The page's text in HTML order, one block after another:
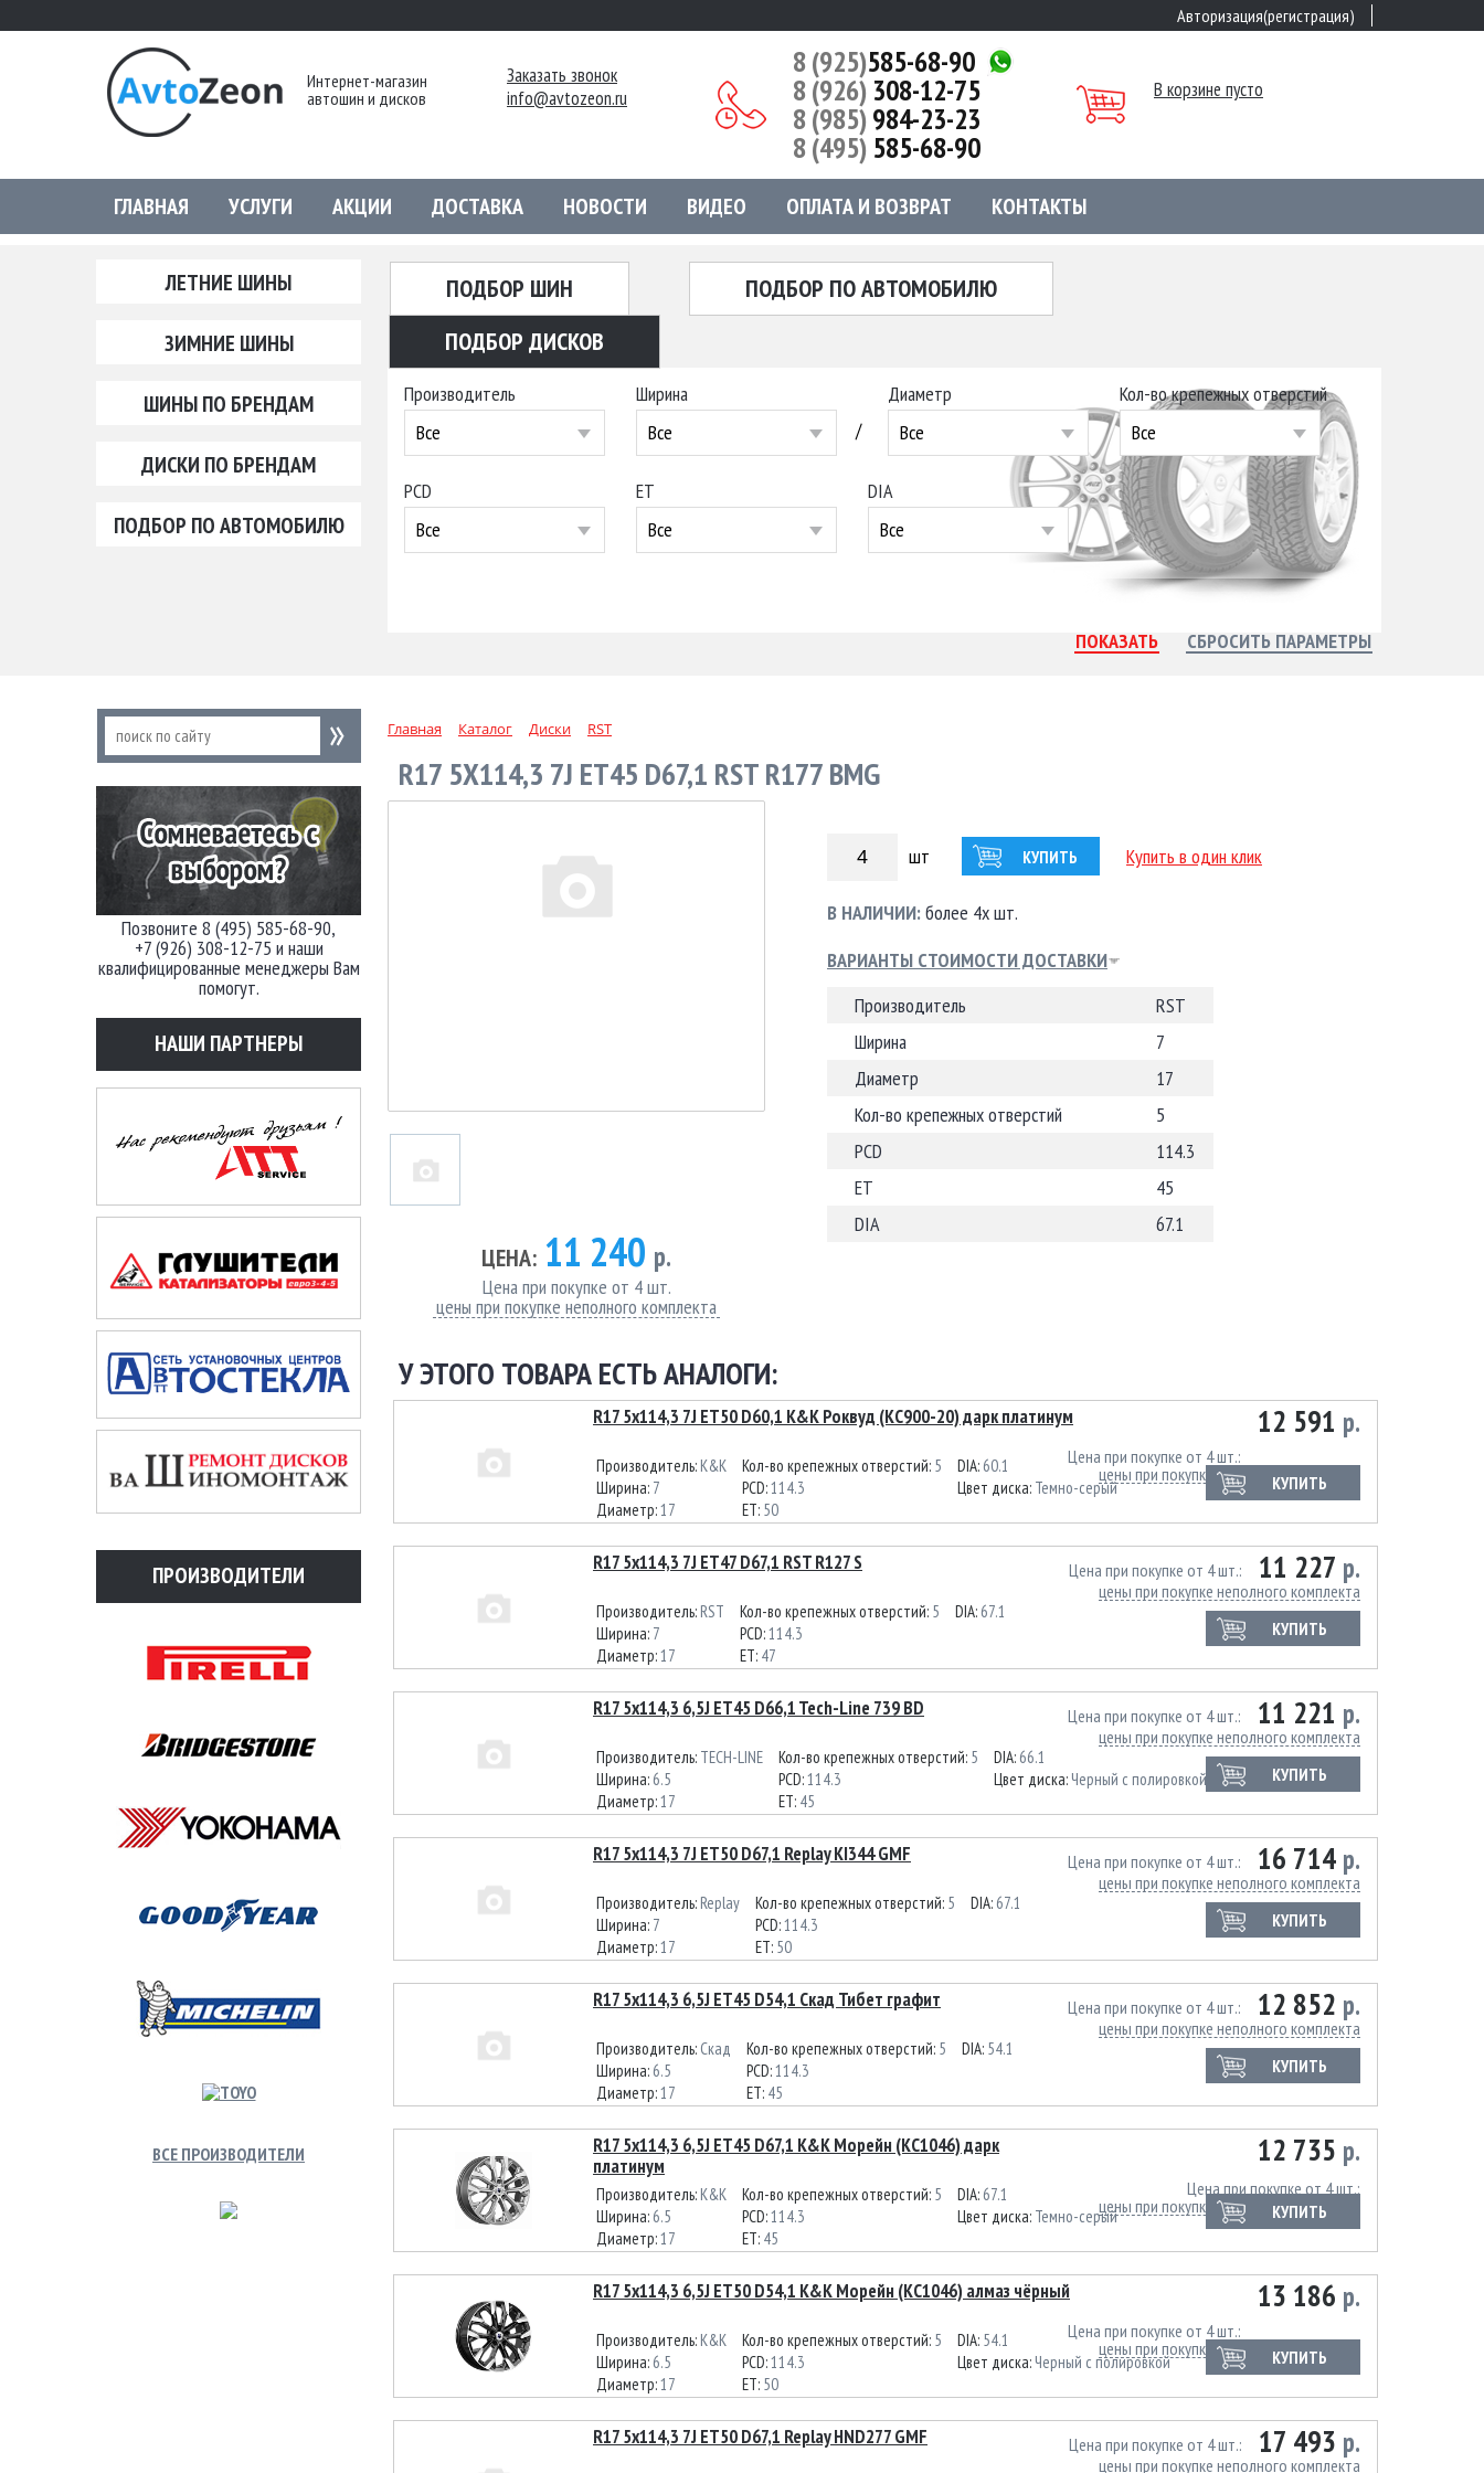
Авторизация(регистрация)
Интернет-магазин
автошин и дисков
Заказать звонок
info@avtozeon.ru
8 (925)585-68-90
8 (926) 308-12-75
8 (985)984-23-23
8 (495) 585-68-90
В корзине пусто
ГЛАВНАЯ УСЛУГИ АКЦИИ ДОСТАВКА НОВОСТИ ВИДЕО ОПЛАТА И ВОЗВРАТ КОНТАКТЫ
ЛЕТНИЕ ШИНЫ
ЗИМНИЕ ШИНЫ
ШИНЫ ПО БРЕНДАМ
ДИСКИ ПО БРЕНДАМ
ПОДБОР ПО АВТОМОБИЛЮ
ПОДБОР ШИН
ПОДБОР ПО АВТОМОБИЛЮ
ПОДБОР ДИСКОВ
Производитель
Все
Ширина
Все
/
Диаметр
Все
Кол-во крепежных отверстий
Все
PCD
Все
ET
Все
DIA
Все
Позвоните 8 (495) 585-68-90,
+7 (926) 308-12-75 и наши
квалифицированные менеджеры Вам
помогут.
НАШИ ПАРТНЕРЫ
ПРОИЗВОДИТЕЛИ
ВСЕ ПРОИЗВОДИТЕЛИ
Главная Каталог Диски RST
R17 5X114,3 7J ET45 D67,1 RST R177 BMG
ЦЕНА: 11 240 р.
Цена при покупке от 4 шт.
цены при покупке неполного комплекта
шт КУПИТЬ Купить в один клик
В НАЛИЧИИ:более 4х шт.
ВАРИАНТЫ СТОИМОСТИ ДОСТАВКИ
Производитель
RST
Ширина
7
Диаметр
17
Кол-во крепежных отверстий
5
PCD
114.3
ET
45
DIA
67.1
У ЭТОГО ТОВАРА ЕСТЬ АНАЛОГИ:
R17 5x114,3 7J ET50 D60,1 К&К Роквуд (КС900-20) дарк платинум 12 591 р.
Цена при покупке от 4 шт.
цены при покупке неполного комплекта
КУПИТЬ
Производитель: K&K
Ширина: 7
Диаметр:17
Кол-во крепежных отверстий: 5
PCD:114.3
ET: 50
DIA: 60.1
Цвет диска: Темно-серый
R17 5x114,3 7J ET47 D67,1 RST R127 S 11 227 р.
Цена при покупке от 4 шт.
цены при покупке неполного комплекта
КУПИТЬ
Производитель: RST
Ширина: 7
Диаметр:17
Кол-во крепежных отверстий: 5
PCD:114.3
ET: 47
DIA: 67.1
R17 5x114,3 6,5J ET45 D66,1 Tech-Line 739 BD 11 221 р.
Цена при покупке от 4 шт.
цены при покупке неполного комплекта
КУПИТЬ
Производитель: TECH-LINE
Ширина: 6.5
Диаметр:17
Кол-во крепежных отверстий: 5
PCD:114.3
ET: 45
DIA: 66.1
Цвет диска: Черный с полировкой
R17 5x114,3 7J ET50 D67,1 Replay KI344 GMF 16 714 р.
Цена при покупке от 4 шт.
цены при покупке неполного комплекта
КУПИТЬ
Производитель: Replay
Ширина: 7
Диаметр:17
Кол-во крепежных отверстий: 5
PCD:114.3
ET: 50
DIA: 67.1
R17 5x114,3 6,5J ET45 D54,1 Скад Тибет графит 12 852 р.
Цена при покупке от 4 шт.
цены при покупке неполного комплекта
КУПИТЬ
Производитель: Скад
Ширина: 6.5
Диаметр:17
Кол-во крепежных отверстий: 5
PCD:114.3
ET: 45
DIA: 54.1
R17 5x114,3 6,5J ET45 D67,1 K&K Морейн (КС1046) дарк
платинум
12 735 р.
Цена при покупке от 4 шт.
цены при покупке неполного комплекта
КУПИТЬ
Производитель: K&K
Ширина: 6.5
Диаметр:17
Кол-во крепежных отверстий: 5
PCD:114.3
ET: 45
DIA: 67.1
Цвет диска: Темно-серый
R17 5x114,3 6,5J ET50 D54,1 K&K Морейн (КС1046) алмаз чёрный 13 186 р.
Цена при покупке от 4 шт.
цены при покупке неполного комплекта
КУПИТЬ
Производитель: K&K
Ширина: 6.5
Диаметр:17
Кол-во крепежных отверстий: 5
PCD:114.3
ET: 50
DIA: 54.1
Цвет диска: Черный с полировкой
R17 5x114,3 7J ET50 D67,1 Replay HND277 GMF 17 493 р.
Цена при покупке от 4 шт.
цены при покупке неполного комплекта